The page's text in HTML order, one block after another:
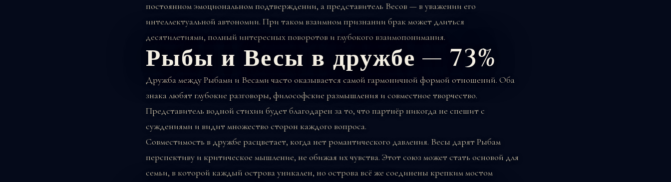
постоянном эмоциональном подтверждении, а представитель Весов — в уважении его
интеллектуальной автономии. При таком взаимном признании брак может длиться
десятилетиями, полный интересных поворотов и глубокого взаимопонимания.
Рыбы и Весы в дружбе — 73%
Дружба между Рыбами и Весами часто оказывается самой гармоничной формой отношений. Оба
знака любят глубокие разговоры, философские размышления и совместное творчество.
Представитель водной стихии будет благодарен за то, что партнёр никогда не спешит с
суждениями и видит множество сторон каждого вопроса.
Совместимость в дружбе расцветает, когда нет романтического давления. Весы дарят Рыбам
перспективу и критическое мышление, не обижая их чувства. Этот союз может стать основой для
семьи, в которой каждый острова уникален, но острова всё же соединены крепким мостом